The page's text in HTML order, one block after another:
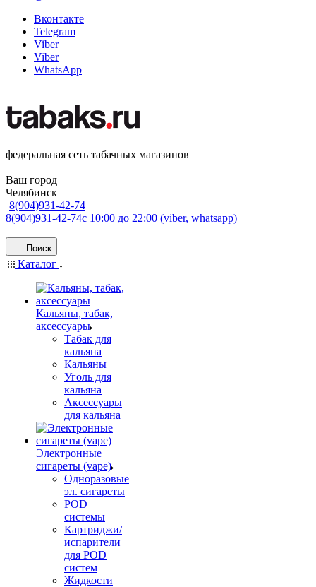
Вконтакте
Telegram
Viber
Viber
WhatsApp
федеральная сеть табачных магазинов
Ваш город
Челябинск
8(904)931-42-74
8(904)931-42-74с 10:00 до 22:00 (viber, whatsapp)
Поиск
Каталог
Кальяны, табак,
аксессуары
Табак для
кальяна
Кальяны
Уголь для
кальяна
Аксессуары
для кальяна
Электронные
сигареты (vape)
Одноразовые
эл. сигареты
POD
системы
Картриджи/
испарители
для POD
систем
Жидкости